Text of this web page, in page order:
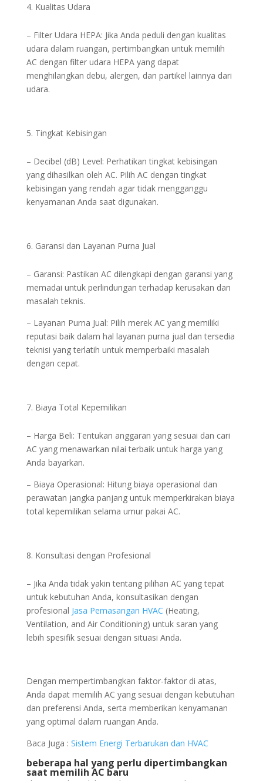
Kualitas Udara
– Filter Udara HEPA: Jika Anda peduli dengan kualitas
udara dalam ruangan, pertimbangkan untuk memilih
AC dengan filter udara HEPA yang dapat
menghilangkan debu, alergen, dan partikel lainnya dari
udara.
Tingkat Kebisingan
– Decibel (dB) Level: Perhatikan tingkat kebisingan
yang dihasilkan oleh AC. Pilih AC dengan tingkat
kebisingan yang rendah agar tidak mengganggu
kenyamanan Anda saat digunakan.
Garansi dan Layanan Purna Jual
– Garansi: Pastikan AC dilengkapi dengan garansi yang
memadai untuk perlindungan terhadap kerusakan dan
masalah teknis.
– Layanan Purna Jual: Pilih merek AC yang memiliki
reputasi baik dalam hal layanan purna jual dan tersedia
teknisi yang terlatih untuk memperbaiki masalah
dengan cepat.
Biaya Total Kepemilikan
– Harga Beli: Tentukan anggaran yang sesuai dan cari
AC yang menawarkan nilai terbaik untuk harga yang
Anda bayarkan.
– Biaya Operasional: Hitung biaya operasional dan
perawatan jangka panjang untuk memperkirakan biaya
total kepemilikan selama umur pakai AC.
Konsultasi dengan Profesional
– Jika Anda tidak yakin tentang pilihan AC yang tepat
untuk kebutuhan Anda, konsultasikan dengan
profesional Jasa Pemasangan HVAC (Heating,
Ventilation, and Air Conditioning) untuk saran yang
lebih spesifik sesuai dengan situasi Anda.
Dengan mempertimbangkan faktor-faktor di atas,
Anda dapat memilih AC yang sesuai dengan kebutuhan
dan preferensi Anda, serta memberikan kenyamanan
yang optimal dalam ruangan Anda.
Baca Juga : Sistem Energi Terbarukan dan HVAC
beberapa hal yang perlu dipertimbangkan
saat memilih AC baru